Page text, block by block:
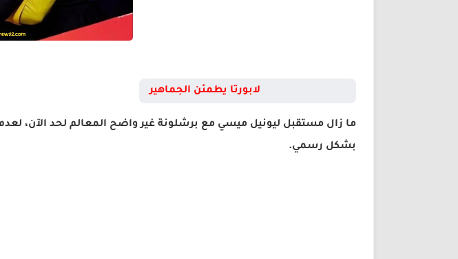
لابورتا يطمئن الجماهير
ما زال مستقبل ليونيل ميسي مع برشلونة غير واضح المعالم لحد الآن،
بشكل رسمي.